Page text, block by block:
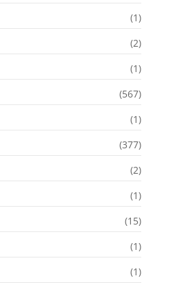
(1)
(2)
(1)
(567)
(1)
(377)
(2)
(1)
(15)
(1)
(1)